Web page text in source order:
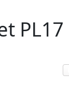
PL17